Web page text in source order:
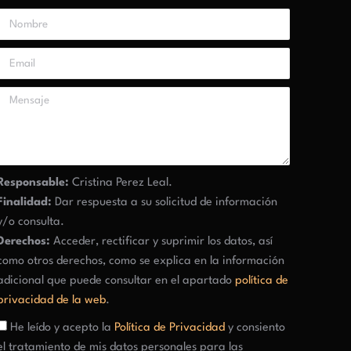
Cristina Perez Leal.
Dar respuesta a su solicitud de información
o consulta.
Acceder, rectificar y suprimir los datos, así
otros derechos, como se explica en la información
que puede consultar en el apartadopolítica de
de la web.
He leído y acepto la Política de Privacidad y consiento
tratamiento de mis datos personales para las